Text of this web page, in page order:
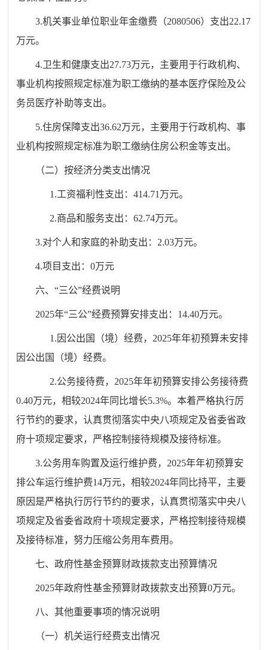
3.机关事业单位职业年金缴费（2080506）支出22.17
万元。
4.卫生和健康支出27.73万元，主要用于行政机构、
事业机构按照规定标准为职工缴纳的基本医疗保险及公
务员医疗补助等支出。
5.住房保障支出36.62万元，主要用于行政机构、事
业机构按照规定标准为职工缴纳住房公积金等支出。
（二）按经济分类支出情况
1.工资福利性支出：414.71万元。
2.商品和服务支出：62.74万元。
3.对个人和家庭的补助支出：2.03万元。
4.项目支出：0万元
六、“三公”经费说明
2025年“三公”经费预算安排支出：14.40万元。
1.因公出国（境）经费，2025年年初预算未安排
因公出国（境）经费。
2.公务接待费，2025年年初预算安排公务接待费
0.40万元，相较2024年同比增长5.3%。本着严格执行厉
行节约的要求，认真贯彻落实中央八项规定及省委省政
府十项规定要求，严格控制接待规模及接待标准。
3.公务用车购置及运行维护费，2025年年初预算安
排公车运行维护费14万元，相较2024年同比持平，主要
原因是严格执行厉行节约的要求，认真贯彻落实中央八
项规定及省委省政府十项规定要求，严格控制接待规模
及接待标准，努力压缩公务用车费用。
七、政府性基金预算财政拨款支出预算情况
2025年政府性基金预算财政拨款支出预算0万元。
八、其他重要事项的情况说明
（一）机关运行经费支出情况